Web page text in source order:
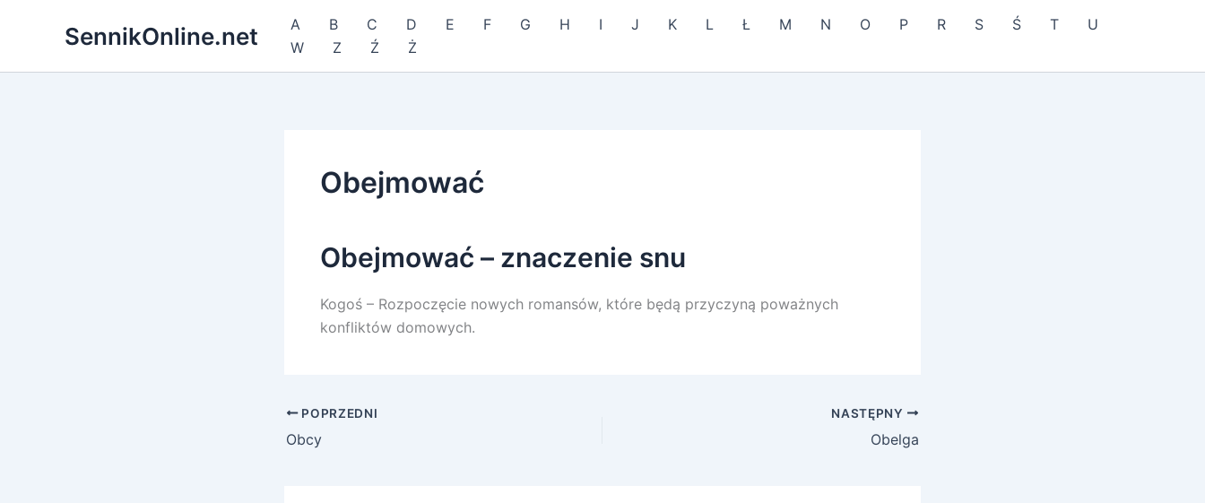
SennikOnline.net A B C D E F G H I J K L Ł M N O P R S Ś T
U
W
Z Ź Ż
Obejmować
Obejmować – znaczenie snu
Kogoś – Rozpoczęcie nowych romansów, które będą przyczyną poważnych
konfliktów domowych.
POPRZEDNI
Obcy
NASTĘPNY
Obelga